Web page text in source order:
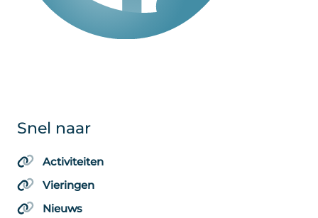
Snel naar
Activiteiten
Vieringen
Nieuws